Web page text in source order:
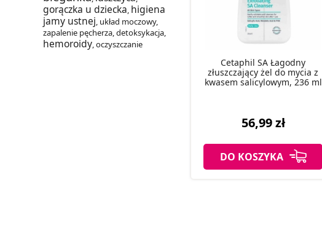
gorączka u dziecka, higiena
jamy ustnej, układ moczowy,
zapalenie pęcherza,detoksykacja,
hemoroidy,oczyszczanie
Cetaphil SA Łagodny
złuszczający żel do mycia z
kwasem salicylowym, 236 ml
56,99 zł
DO KOSZYKA